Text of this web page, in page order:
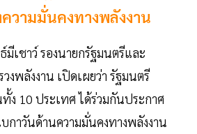
ความมั่นคงทางพลังงาน
ชาว์ รองนายกรัฐมนตรีและ
งพลังงาน เปิดเผยว่า รัฐมนตรี
ง 10 ประเทศ ได้ร่วมกันประกาศ
าวันด้านความมั่นคงทางพลังงาน